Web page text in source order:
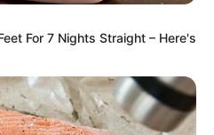
For 7 Nights Straight – Here's